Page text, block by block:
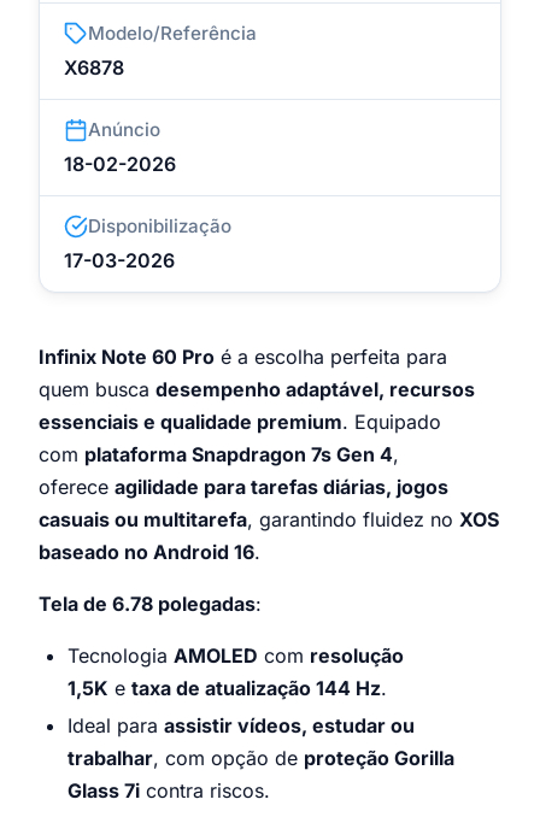
Modelo/Referência
X6878
Anúncio
18-02-2026
Disponibilização
17-03-2026
Infinix Note 60 Pro é a escolha perfeita para
quem busca desempenho adaptável, recursos
essenciais e qualidade premium. Equipado
com plataforma Snapdragon 7s Gen 4,
oferece agilidade para tarefas diárias, jogos
casuais ou multitarefa, garantindo fluidez no XOS
baseado no Android 16.
Tela de 6.78 polegadas:
Tecnologia AMOLED com resolução
1,5K e taxa de atualização 144 Hz.
Ideal para assistir vídeos, estudar ou
trabalhar, com opção de proteção Gorilla
Glass 7i contra riscos.